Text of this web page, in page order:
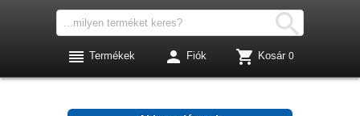

 Termékek  Fiók  Kosár 0